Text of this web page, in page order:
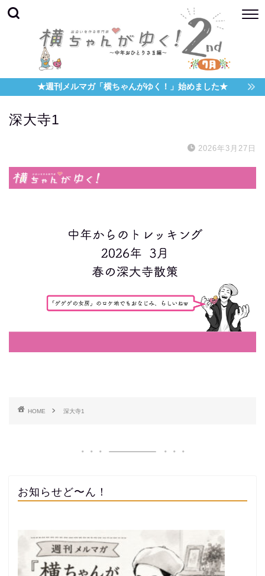
★週刊メルマガ「横ちゃんがゆく！」始めました★
深大寺1
2026年3月27日
HOME 深大寺1
お知らせど〜ん！